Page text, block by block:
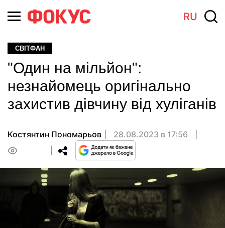
RU
СВІТФАН
"Один на мільйон":
незнайомець оригінально
захистив дівчину від хуліганів
Костянтин Пономарьов
28.08.2023 в 17:56